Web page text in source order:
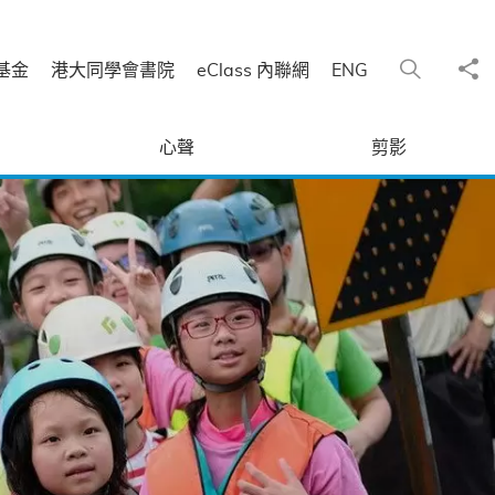
金 港大同學會書院 eClass 內聯網 ENG 搜尋 分
心聲 剪影